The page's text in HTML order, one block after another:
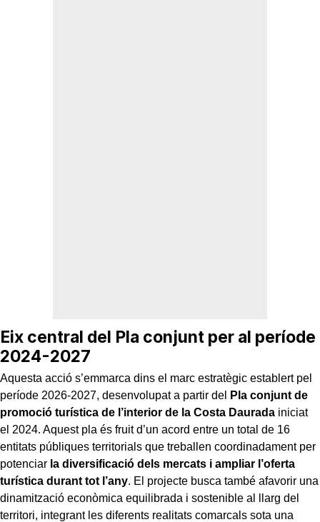
Eix central del Pla conjunt per al període
2024-2027
Aquesta acció s’emmarca dins el marc estratègic establert pel
període 2026-2027, desenvolupat a partir del
Pla conjunt de
promoció turística de l’interior de la Costa Daurada iniciat
el 2024. Aquest pla és fruit d’un acord entre un total de 16
entitats públiques territorials que treballen coordinadament per
potenciar la diversificació dels mercats i ampliar l’oferta
turística durant tot l’any. El projecte busca també afavorir una
dinamització econòmica equilibrada i sostenible al llarg del
territori, integrant les diferents realitats comarcals sota una